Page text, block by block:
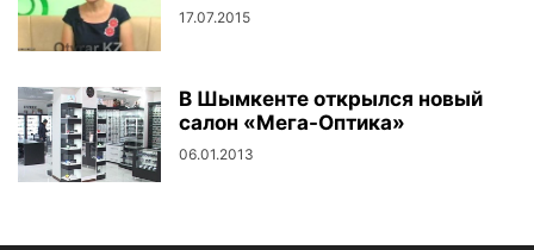
17.07.2015
В Шымкенте открылся новый
салон «Мега-Оптика»
06.01.2013